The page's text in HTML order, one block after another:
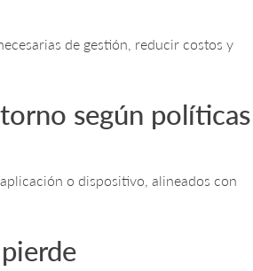
de gestión, reducir costos y
según políticas
o dispositivo, alineados con